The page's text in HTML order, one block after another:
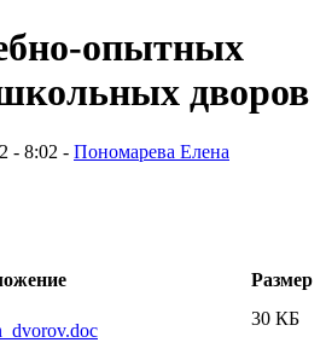
опытных
дворов
- 8:02 - Пономарева Елена
Размер
30 КБ